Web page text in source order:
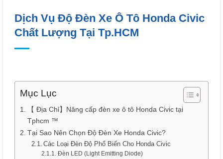
Dịch Vụ Độ Đèn Xe Ô Tô Honda Civic
Chất Lượng Tại Tp.HCM
Mục Lục
【 Địa Chỉ】Nâng cấp đèn xe ô tô Honda Civic tại
Tphcm ™
Tại Sao Nên Chọn Độ Đèn Xe Honda Civic?
Các Loại Đèn Độ Phổ Biến Cho Honda Civic
Đèn LED (Light Emitting Diode)